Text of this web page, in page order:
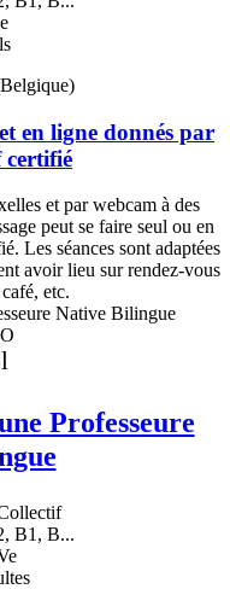
en ligne donnés par
certifié
et par webcam à des
peut se faire seul ou en
Les séances sont adaptées
avoir lieu sur rendez-vous
etc.
Professeure
B1, B...